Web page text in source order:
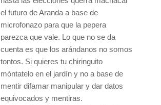
el futuro de Aranda a base de
microfonazo para que la pepera
parezca que vale. Lo que no se da
cuenta es que los arándanos no somos
tontos. Si quieres tu chiringuito
móntatelo en el jardín y no a base de
mentir difamar manipular y dar datos
equivocados y mentiras.